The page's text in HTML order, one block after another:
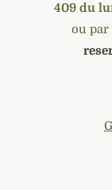
409 du
ou par